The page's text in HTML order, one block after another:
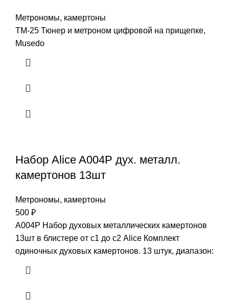
Метрономы, камертоны
TM-25 Тюнер и метроном цифровой на прищепке,
Musedo
Набор Alice A004P дух. металл.
камертонов 13шт
Метрономы, камертоны
500 ₽
A004P Набор духовых металлических камертонов
13шт в блистере от с1 до с2 Alice Комплект
одиночных духовых камертонов. 13 штук, диапазон: